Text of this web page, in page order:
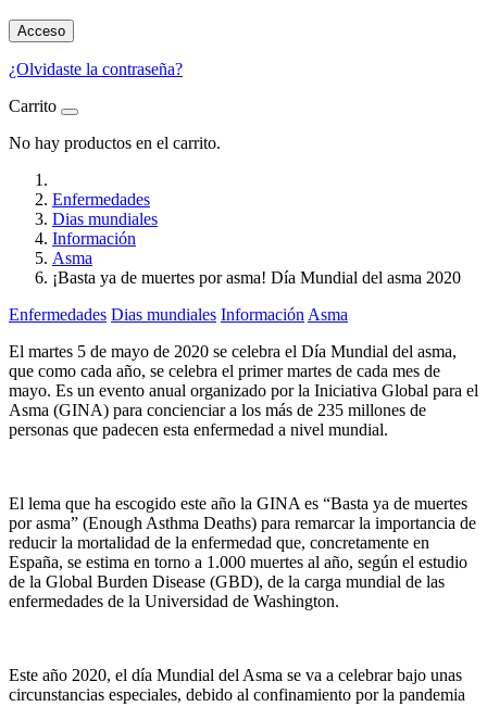
Acceso
¿Olvidaste la contraseña?
Carrito
No hay productos en el carrito.
Enfermedades
Dias mundiales
Información
Asma
¡Basta ya de muertes por asma! Día Mundial del asma 2020
Enfermedades Dias mundiales InformaciónAsma
El martes 5 de mayo de 2020 se celebra el Día Mundial del asma,
que como cada año, se celebra el primer martes de cada mes de
mayo. Es un evento anual organizado por la Iniciativa Global para el
Asma (GINA) para concienciar a los más de 235 millones de
personas que padecen esta enfermedad a nivel mundial.
El lema que ha escogido este año la GINA es “Basta ya de muertes
por asma” (Enough Asthma Deaths) para remarcar la importancia de
reducir la mortalidad de la enfermedad que, concretamente en
España, se estima en torno a 1.000 muertes al año, según el estudio
de la Global Burden Disease (GBD), de la carga mundial de las
enfermedades de la Universidad de Washington.
Este año 2020, el día Mundial del Asma se va a celebrar bajo unas
circunstancias especiales, debido al confinamiento por la pandemia